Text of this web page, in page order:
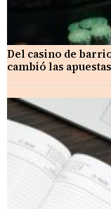
Del casino de
cambió las